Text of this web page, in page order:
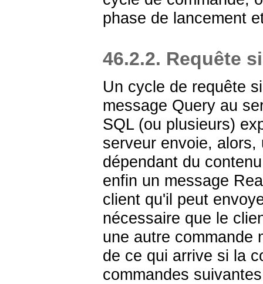
phase de lancement
46.2.2. Requête
Un cycle de requête
message Query au
SQL (ou plusieurs)
serveur envoie,
dépendant du
enfin un message
client qu'il peut
nécessaire que le
une autre commande
de ce qui arrive si la
commandes